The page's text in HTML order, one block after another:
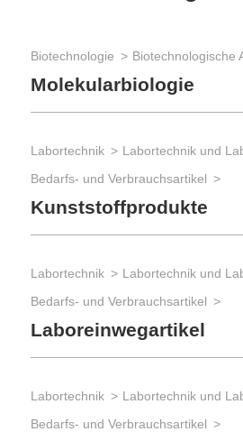
Biotechnologie Biotechnologische
Molekularbiologie
Labortechnik
Labortechnik und
Bedarfs- und Verbrauchsartikel
Kunststoffprodukte
Labortechnik
Labortechnik und
Bedarfs- und Verbrauchsartikel
Laboreinwegartikel
Labortechnik
Labortechnik und
Bedarfs- und Verbrauchsartikel